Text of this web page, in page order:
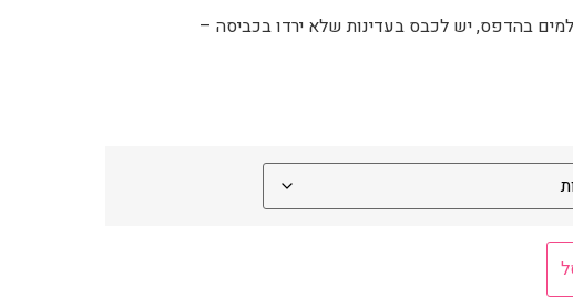
בהדפס, יש לכבס בעדינות שלא ירדו בכביסה –